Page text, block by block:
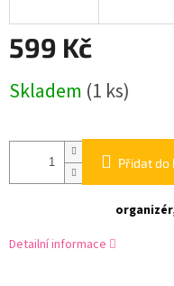
599 Kč
cena:
Skladem (1 ks)
Přidat do
Detailní informace